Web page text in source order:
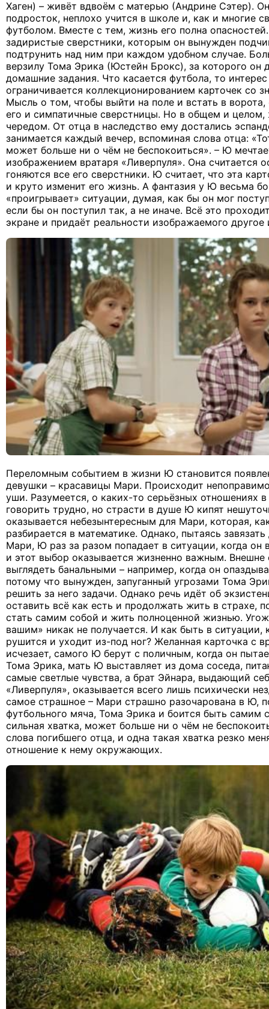
Хаген) – живёт вдвоём с матерью (Андрине Сэтер).
подросток, неплохо учится в школе и, как и многие
футболом. Вместе с тем, жизнь его полна
задиристые сверстники, которым он вынужден
подтрунить над ним при каждом удобном случае.
верзилу Тома Эрика (Юстейн Брокс), за которого он
домашние задания. Что касается футбола, то
ограничивается коллекционированием карточек со
Мысль о том, чтобы выйти на поле и встать в ворота,
его и симпатичные сверстницы. Но в общем и целом,
чередом. От отца в наследство ему достались
занимается каждый вечер, вспоминая слова отца:
может больше ни о чём не беспокоиться». – Ю
изображением вратаря «Ливерпуля». Она считается
гоняются все его сверстники. Ю считает, что эта
и круто изменит его жизнь. А фантазия у Ю весьма
«проигрывает» ситуации, думая, как бы он мог
если бы он поступил так, а не иначе. Всё это
экране и придаёт реальности изображаемого другое
Переломным событием в жизни Ю становится
девушки – красавицы Мари. Происходит
уши. Разумеется, о каких-то серьёзных отношениях
говорить трудно, но страсти в душе Ю кипят
оказывается небезынтересным для Мари, которая,
разбирается в математике. Однако, пытаясь
Мари, Ю раз за разом попадает в ситуации, когда он
и этот выбор оказывается жизненно важным. Внешне
выглядеть банальными – например, когда он
потому что вынужден, запуганный угрозами Тома
решить за него задачи. Однако речь идёт об
оставить всё как есть и продолжать жить в страхе,
стать самим собой и жить полноценной жизнью.
вашим» никак не получается. И как быть в ситуации,
рушится и уходит из-под ног? Желанная карточка с
исчезает, самого Ю берут с поличным, когда он
Тома Эрика, мать Ю выставляет из дома соседа,
самые светлые чувства, а брат Эйнара, выдающий
«Ливерпуля», оказывается всего лишь психически
самое страшное – Мари страшно разочарована в Ю,
футбольного мяча, Тома Эрика и боится быть самим
сильная хватка, может больше ни о чём не
слова погибшего отца, и одна такая хватка резко
отношение к нему окружающих.